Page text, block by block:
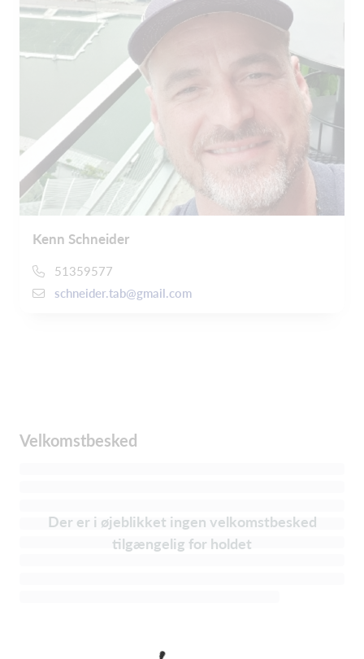
Kenn Schneider
51359577
schneider.tab@gmail.com
Velkomstbesked
Der er i øjeblikket ingen velkomstbesked
tilgængelig for holdet